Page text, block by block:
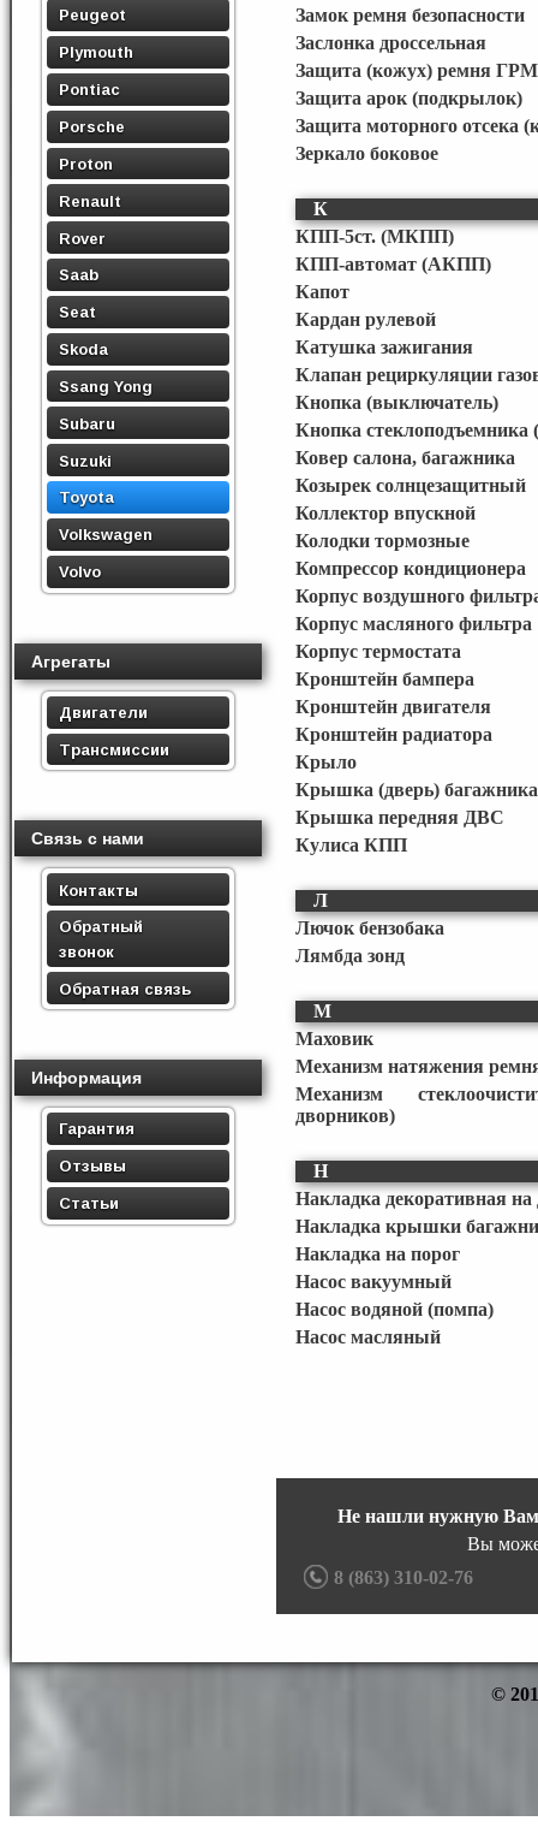
Peugeot
Plymouth
Pontiac
Porsche
Proton
Renault
Rover
Saab
Seat
Skoda
Ssang Yong
Subaru
Suzuki
Toyota
Volkswagen
Volvo
Агрегаты
Двигатели
Трансмиссии
Связь с нами
Контакты
Обратный
звонок
Обратная связь
Информация
Гарантия
Отзывы
Статьи
Замок ремня безопасности
Заслонка дроссельная
Защита (кожух) ремня ГРМ
Защита арок (подкрылок)
Защита моторного отсека
Зеркало боковое
К
КПП-5ст. (МКПП)
КПП-автомат (АКПП)
Капот
Кардан рулевой
Катушка зажигания
Клапан рециркуляции
Кнопка (выключатель)
Кнопка стеклоподъемника
Ковер салона, багажника
Козырек солнцезащитный
Коллектор впускной
Колодки тормозные
Компрессор кондиционера
Корпус воздушного
Корпус масляного фильтра
Корпус термостата
Кронштейн бампера
Кронштейн двигателя
Кронштейн радиатора
Крыло
Крышка (дверь) багажника
Крышка передняя ДВС
Кулиса КПП
Л
Лючок бензобака
Лямбда зонд
М
Маховик
Механизм натяжения
Механизм
дворников)
Н
Накладка декоративная
Накладка крышки
Накладка на порог
Насос вакуумный
Насос водяной (помпа)
Насос масляный
Не нашли нужную Вам
Вы
8 (863) 310-02-76
©